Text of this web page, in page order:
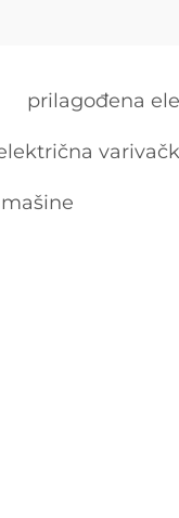
prilagođena